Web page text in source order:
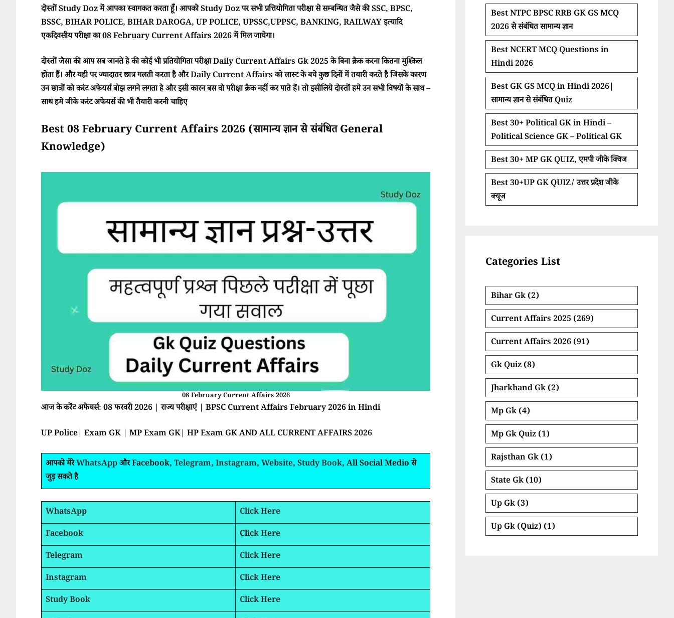
दोस्तों Study Doz में आपका स्वागकत करता हूँ। आपको Study Doz पर सभी प्रत्तियोगिता परीक्षा से सम्बन्धित जैसे की SSC, BPSC,
BSSC, BIHAR POLICE, BIHAR DAROGA, UP POLICE, UPSSC,UPPSC, BANKING, RAILWAY इत्यादि
एकदिवसीय परीक्षा का 08 February Current Affairs 2026 में मिल जायेगा।
दोस्तों जैसा की आप सब जानते हे की कोई भी प्रतियोगिता परीक्षा Daily Current Affairs Gk 2025 के बिना क्रैक करना कितना मुश्किल
होता हैं। और यही पर ज्यादातर छात्र गलती करता है और Daily Current Affairs को लास्ट के बचे कुछ दिनों में तयारी करते है जिसके कारण
उन छात्रों को करंट अफेयर्स बोझ लगने लगता हे और इसी कारन बस वो परीक्षा क्रैक नहीं कर पाते हैं। तो इसीलिये दोस्तों हमे उन सभी विषयों के साथ –
साथ हमे जीके करंट अफेयर्स की भी तैयारी करनी चाहिए
Best 08 February Current Affairs 2026 (सामान्य ज्ञान से संबंधित General
Knowledge)
08 February Current Affairs 2026
आज के करेंट अफेयर्स: 08 फरवरी 2026 | राज्य परीक्षाएं | BPSC Current Affairs February 2026 in Hindi
UP Police| Exam GK | MP Exam GK| HP Exam GK AND ALL CURRENT AFFAIRS 2026
आपको मेरेWhatsAppऔर Facebook, Telegram, Instagram, Website, Study Book, All Social Medio से
जुड़ सकते है
WhatsApp
Click Here
Facebook
Click Here
Telegram
Click Here
Instagram
Click Here
Study Book
Click Here
Best NTPC BPSC RRB GK GS MCQ
2026 से संबंधित सामान्य ज्ञान
Best NCERT MCQ Questions in
Hindi 2026
Best GK GS MCQ in Hindi 2026|
सामान्य ज्ञान से संबंधित Quiz
Best 30+ Political GK in Hindi –
Political Science GK – Political GK
Best 30+ MP GK QUIZ, एमपी जीके क्विज
Best 30+UP GK QUIZ/ उत्तर प्रदेश जीके
क्यूज
Categories List
Bihar Gk (2)
Current Affairs 2025 (269)
Current Affairs 2026 (91)
Gk Quiz (8)
Jharkhand Gk (2)
Mp Gk (4)
Mp Gk Quiz (1)
Rajsthan Gk (1)
State Gk (10)
Up Gk (3)
Up Gk (Quiz) (1)